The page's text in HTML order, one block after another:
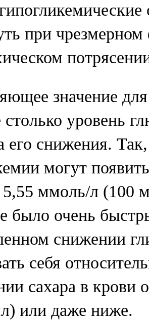
при
значение
уровень
его снижения.
могут
ммоль/л (100
было очень
снижении
себя
сахара в крови
или даже ниже.